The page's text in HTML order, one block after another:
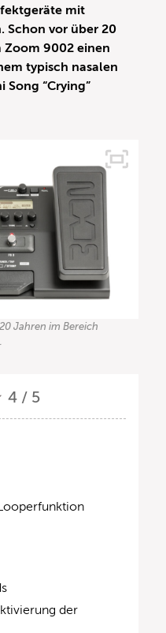
mit
Schon vor über 20
9002 einen
typisch nasalen
Song “Crying”
Jahren im Bereich
4 / 5
der